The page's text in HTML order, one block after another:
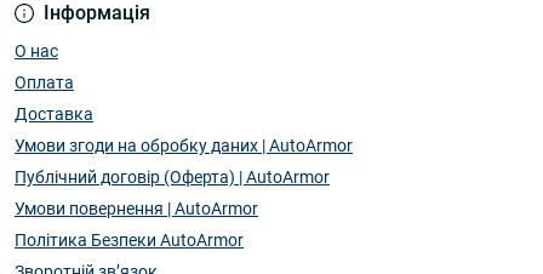
Інформація
О нас
Оплата
Доставка
Умови згоди на обробку даних | AutoArmor
Публічний договір (Оферта) | AutoArmor
Умови повернення | AutoArmor
Політика Безпеки AutoArmor